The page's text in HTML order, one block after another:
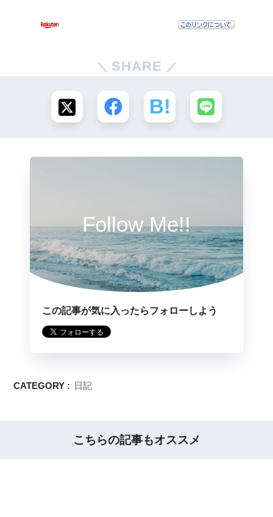
SHARE
Follow Me!!
この記事が気に入ったらフォローしよう
CATEGORY : 日記
こちらの記事もオススメ